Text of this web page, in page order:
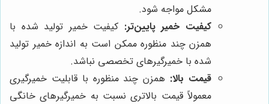
مشکل مواجه شود.
کیفیت خمیر پایین‌تر: کیفیت خمیر تولید شده با
همزن چند منظوره ممکن است به اندازه خمیر تولید
شده با خمیرگیرهای تخصصی نباشد.
قیمت بالا: همزن چند منظوره با قابلیت خمیرگیری
معمولاً قیمت بالاتری نسبت به خمیرگیرهای خانگی